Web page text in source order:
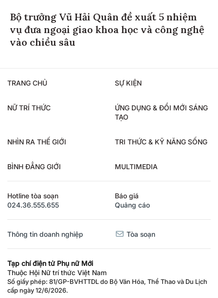
Bộ trưởng Vũ Hải Quân đề xuất 5 nhiệm
vụ đưa ngoại giao khoa học và công nghệ
vào chiều sâu
TRANG CHỦ SỰ KIỆN
NỮ TRÍ THỨC
ỨNG DỤNG & ĐỔI MỚI SÁNG
TẠO
NHÌN RA THẾ GIỚI TRI THỨC & KỸ NĂNG SỐNG
BÌNH ĐẲNG GIỚI MULTIMEDIA
Hotline tòa soạn
024.36.555.655
Báo giá
Quảng cáo
Thông tin doanh nghiệp Tòa soạn
Tạp chí điện tử Phụ nữ Mới
Thuộc Hội Nữ trí thức Việt Nam
Số giấy phép: 81/GP-BVHTTDL do Bộ Văn Hóa, Thể Thao và Du Lịch
cấp ngày 12/6/2026.